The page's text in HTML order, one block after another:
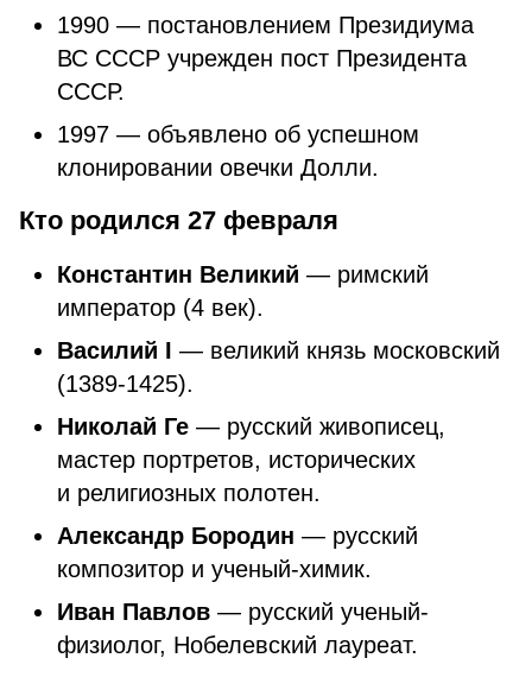
1990 — постановлением Президиума
ВС СССР учрежден пост Президента
СССР.
1997 — объявлено об успешном
клонировании овечки Долли.
Кто родился 27 февраля
Константин Великий — римский
император (4 век).
Василий I — великий князь московский
(1389-1425).
Николай Ге — русский живописец,
мастер портретов, исторических
и религиозных полотен.
Александр Бородин — русский
композитор и ученый-химик.
Иван Павлов — русский ученый-
физиолог, Нобелевский лауреат.